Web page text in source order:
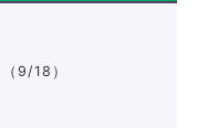
9/18）